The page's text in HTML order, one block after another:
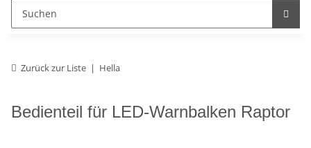
Zurück zur Liste Hella
Bedienteil für LED-Warnbalken Raptor